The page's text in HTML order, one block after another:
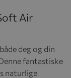
Air
deg og din
fantastiske
naturlige